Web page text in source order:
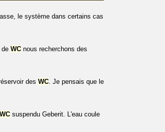
le système dans certains cas
de WC nous recherchons des
des WC. Je pensais que le
WC suspendu Geberit. L'eau coule